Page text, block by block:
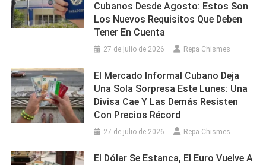
Cubanos Desde Agosto: Estos Son
Los Nuevos Requisitos Que Deben
Tener En Cuenta
27 de julio de 2026 Repa Chismes
El Mercado Informal Cubano Deja
Una Sola Sorpresa Este Lunes: Una
Divisa Cae Y Las Demás Resisten
Con Precios Récord
27 de julio de 2026 Repa Chismes
El Dólar Se Estanca, El Euro Vuelve A